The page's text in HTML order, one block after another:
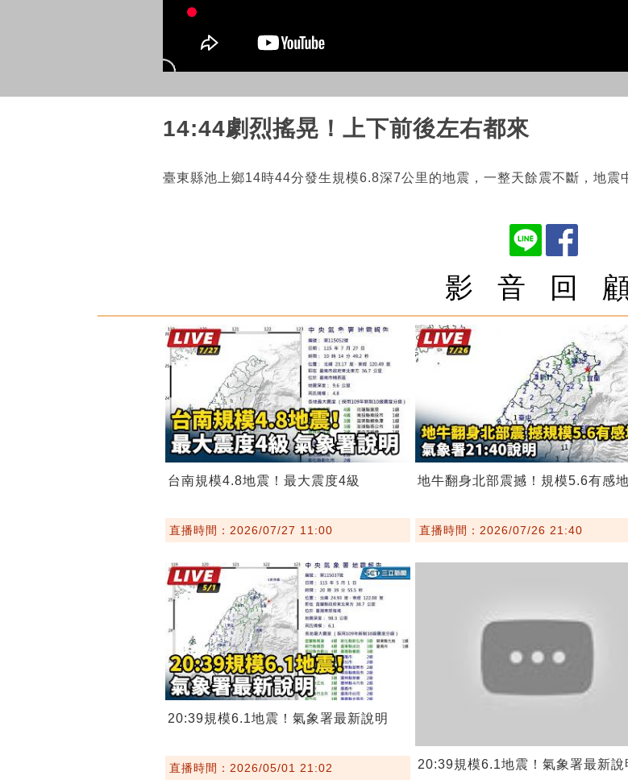
14:44劇烈搖晃！上下前後左右都來
臺東縣池上鄉14時44分發生規模6.8深7公里的地震，一整天餘震不斷，地震
影 音 回
台南規模4.8地震！最大震度4級
直播時間：2026/07/27 11:00
地牛翻身北部震撼！規模5.6有感
直播時間：2026/07/26 21:40
20:39規模6.1地震！氣象署最新說明
直播時間：2026/05/01 21:02 20:39規模6.1地震！氣象署最新說